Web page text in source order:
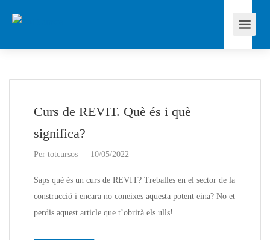
Curs de REVIT. Què és i què
significa?
Per totcursos 10/05/2022
Saps què és un curs de REVIT? Treballes en el sector de la
construcció i encara no coneixes aquesta potent eina? No et
perdis aquest article que t’obrirà els ulls!